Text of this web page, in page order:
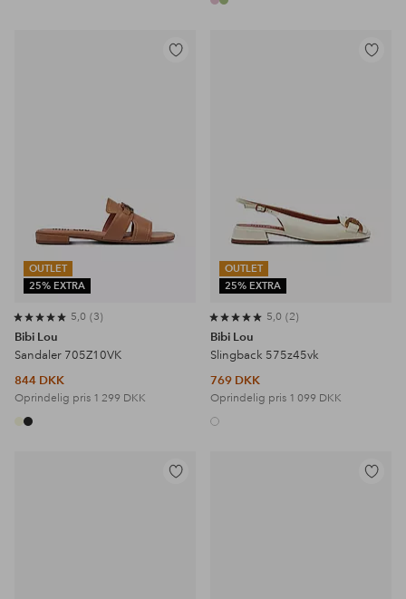
OUTLET
25% EXTRA
Tilføj
5,0 3
Bibi Lou
Sandaler 705Z10VK
844 DKK
Oprindelig pris 1 299 DKK
OUTLET
25% EXTRA
Tilføj
5,0 2
Bibi Lou
Slingback 575z45vk
769 DKK
Oprindelig pris 1 099 DKK
Tilføj
Tilføj